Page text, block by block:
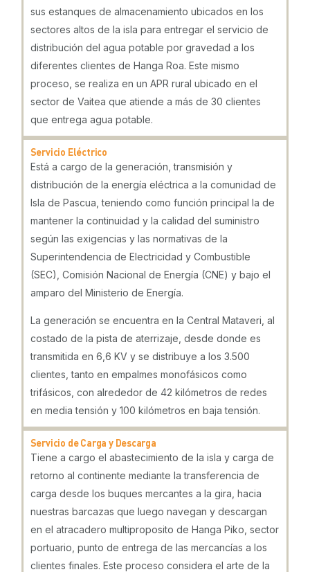
sus estanques de almacenamiento ubicados en los
sectores altos de la isla para entregar el servicio de
distribución del agua potable por gravedad a los
diferentes clientes de Hanga Roa. Este mismo
proceso, se realiza en un APR rural ubicado en el
sector de Vaitea que atiende a más de 30 clientes
que entrega agua potable.
Servicio Eléctrico
Está a cargo de la generación, transmisión y
distribución de la energía eléctrica a la comunidad de
Isla de Pascua, teniendo como función principal la de
mantener la continuidad y la calidad del suministro
según las exigencias y las normativas de la
Superintendencia de Electricidad y Combustible
(SEC), Comisión Nacional de Energía (CNE) y bajo el
amparo del Ministerio de Energía.
La generación se encuentra en la Central Mataveri, al
costado de la pista de aterrizaje, desde donde es
transmitida en 6,6 KV y se distribuye a los 3.500
clientes, tanto en empalmes monofásicos como
trifásicos, con alrededor de 42 kilómetros de redes
en media tensión y 100 kilómetros en baja tensión.
Servicio de Carga y Descarga
Tiene a cargo el abastecimiento de la isla y carga de
retorno al continente mediante la transferencia de
carga desde los buques mercantes a la gira, hacia
nuestras barcazas que luego navegan y descargan
en el atracadero multiproposito de Hanga Piko, sector
portuario, punto de entrega de las mercancías a los
clientes finales. Este proceso considera el arte de la